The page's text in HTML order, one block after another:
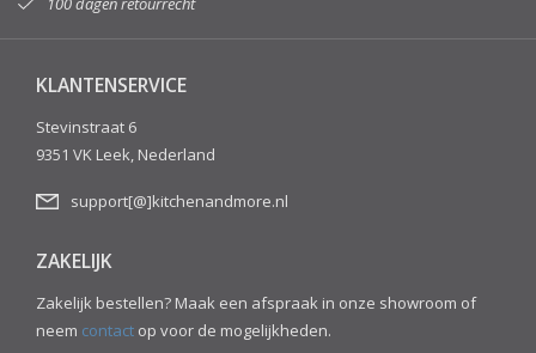
KLANTENSERVICE
Stevinstraat 6
9351 VK Leek, Nederland
support[@]kitchenandmore.nl
ZAKELIJK
Zakelijk bestellen? Maak een afspraak in onze showroom of
neem contact op voor de mogelijkheden.